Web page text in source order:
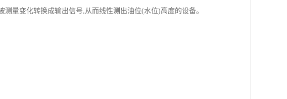
量变化转换成输出信号,从而线性测出油位(水位)高度的设备。